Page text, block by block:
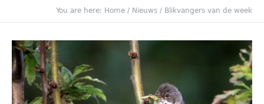
You are here: Home / Nieuws / Blikvangers van de week